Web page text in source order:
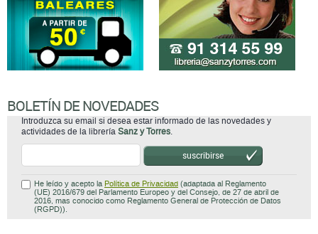
BOLETÍN DE NOVEDADES
Introduzca su email si desea estar informado de las novedades y
actividades de la librería Sanz y Torres.
suscribirse
He leído y acepto la Política de Privacidad (adaptada al Reglamento
(UE) 2016/679 del Parlamento Europeo y del Consejo, de 27 de abril de
2016, mas conocido como Reglamento General de Protección de Datos
(RGPD)).